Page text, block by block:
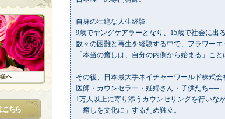
自身の壮絶な人生経験──
9歳でヤングケアラーとなり、15歳で社会に出る
数々の困難と再生を経験する中で、フラワーエ
「本当の癒しは、自分の内側から始まる」こと
その後、日本最大手ネイチャーワールド株式会
医師・カウンセラー・妊婦さん・子供たち──
1万人以上に寄り添うカウンセリングを行いなが
「癒しを文化に」するため独立。